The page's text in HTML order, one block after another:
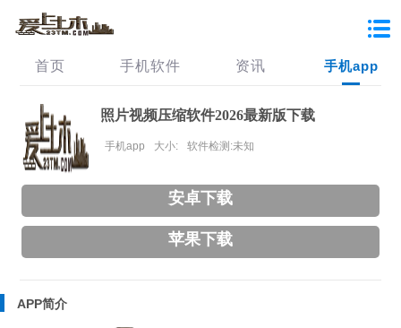
首页 手机软件 资讯 手机app
照片视频压缩软件2026最新版下载
手机app 大小: 软件检测:未知
安卓下载
苹果下载
APP简介